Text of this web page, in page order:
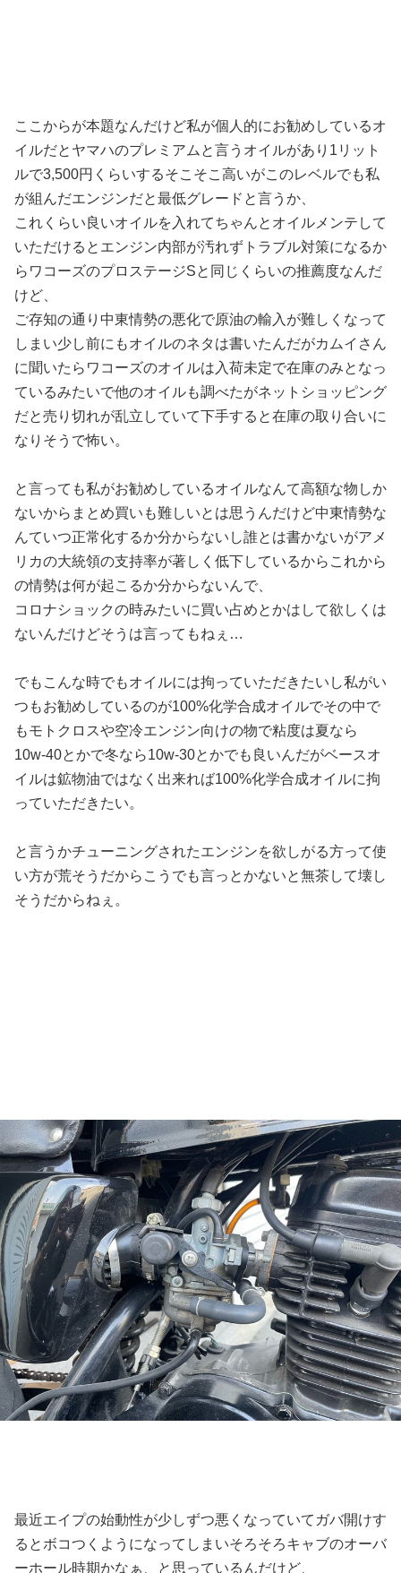
ここからが本題なんだけど私が個人的にお勧めしているオ
イルだとヤマハのプレミアムと言うオイルがあり1リット
ルで3,500円くらいするそこそこ高いがこのレベルでも私
が組んだエンジンだと最低グレードと言うか、
これくらい良いオイルを入れてちゃんとオイルメンテして
いただけるとエンジン内部が汚れずトラブル対策になるか
らワコーズのプロステージSと同じくらいの推薦度なんだ
けど、
ご存知の通り中東情勢の悪化で原油の輸入が難しくなって
しまい少し前にもオイルのネタは書いたんだがカムイさん
に聞いたらワコーズのオイルは入荷未定で在庫のみとなっ
ているみたいで他のオイルも調べたがネットショッピング
だと売り切れが乱立していて下手すると在庫の取り合いに
なりそうで怖い。
と言っても私がお勧めしているオイルなんて高額な物しか
ないからまとめ買いも難しいとは思うんだけど中東情勢な
んていつ正常化するか分からないし誰とは書かないがアメ
リカの大統領の支持率が著しく低下しているからこれから
の情勢は何が起こるか分からないんで、
コロナショックの時みたいに買い占めとかはして欲しくは
ないんだけどそうは言ってもねぇ…
でもこんな時でもオイルには拘っていただきたいし私がい
つもお勧めしているのが100%化学合成オイルでその中で
もモトクロスや空冷エンジン向けの物で粘度は夏なら
10w-40とかで冬なら10w-30とかでも良いんだがベースオ
イルは鉱物油ではなく出来れば100%化学合成オイルに拘
っていただきたい。
と言うかチューニングされたエンジンを欲しがる方って使
い方が荒そうだからこうでも言っとかないと無茶して壊し
そうだからねぇ。
最近エイプの始動性が少しずつ悪くなっていてガバ開けす
るとボコつくようになってしまいそろそろキャブのオーバ
ーホール時期かなぁ、と思っているんだけど、